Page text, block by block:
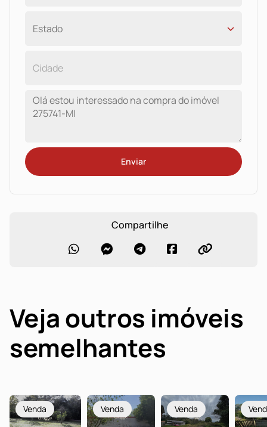
Enviar
Compartilhe
Veja outros imóveis
semelhantes
Venda Venda Venda